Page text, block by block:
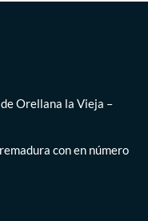
Orellana la Vieja –
con en número